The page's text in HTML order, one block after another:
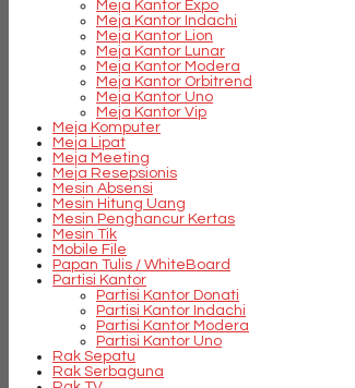
Meja Kantor Expo
Meja Kantor Indachi
Meja Kantor Lion
Meja Kantor Lunar
Meja Kantor Modera
Meja Kantor Orbitrend
Meja Kantor Uno
Meja Kantor Vip
Meja Komputer
Meja Lipat
Meja Meeting
Meja Resepsionis
Mesin Absensi
Mesin Hitung Uang
Mesin Penghancur Kertas
Mesin Tik
Mobile File
Papan Tulis / WhiteBoard
Partisi Kantor
Partisi Kantor Donati
Partisi Kantor Indachi
Partisi Kantor Modera
Partisi Kantor Uno
Rak Sepatu
Rak Serbaguna